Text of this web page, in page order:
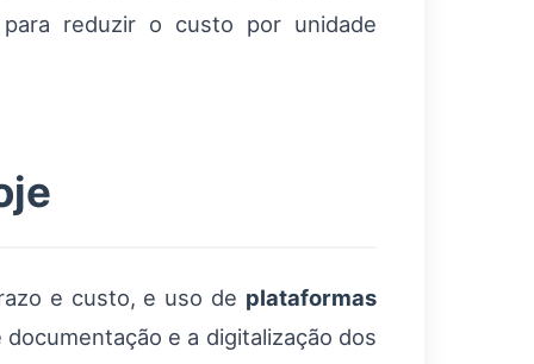
reduzir o custo por unidade
e custo, e uso de plataformas
e a digitalização dos